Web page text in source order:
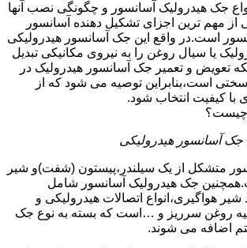
جک هیدرولیک آسانسور و چگونگی نصب آنها
از مهم ترین اجزای تشکیل دهنده آسانسور
است.در واقع این جک آسانسور هیدرولیکی
یا سیال روغن را به نیروی مکانیکی تبدیل
تعویض و تعمیر جک آسانسور هیدرولیک در
است،بنابراین توصیه می شود که از
با کیفیت انتخاب شود.
چیست؟
جک آسانسور هیدرولیکی
متشکل از یک سیلندر،پیستون (شفت)و شیر
جک هیدرولیک آسانسور شامل
هواگیری،انواع اتصالات هیدرولیکی و
روغن سرریز و …است که بسته به نوع جک
اضافه می شوند.